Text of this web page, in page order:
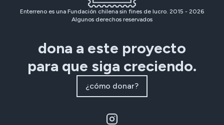
Enterreno es una Fundación chilena sin fines de lucro. 2015 - 2026
Algunos derechos reservados
dona a este proyecto
para que siga creciendo.
¿cómo donar?